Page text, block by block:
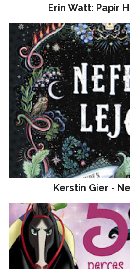
Erin Watt: Papír
Kerstin Gier -